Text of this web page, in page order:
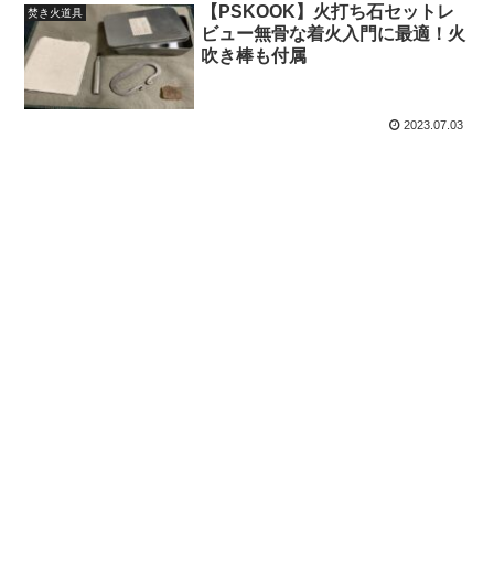
焚き火道具
【PSKOOK】火打ち石セットレ
ビュー無骨な着火入門に最適！火
吹き棒も付属
2023.07.03